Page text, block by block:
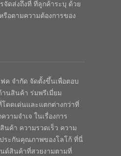
จัดส่งถึงที่ ที่ลูกค้าระบุ ด้วย
รือตามความต้องการของ
ฟค จำกัด จัดตั้งขึ้นเพื่อตอบ
านสินค้า ร่มพรีเมี่ยม
ดดเด่นและแตกต่างกว่าที่
วามจำเจ ในเรื่องการ
ค้า ความรวดเร็ว ความ
ระกันคุณภาพของโลโก้ ที่นี่
ด์สินค้าที่สวยงามตามที่